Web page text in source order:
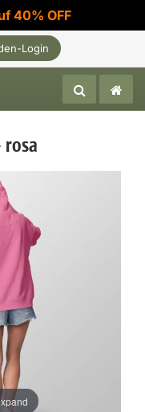
40% OFF
Login
rosa